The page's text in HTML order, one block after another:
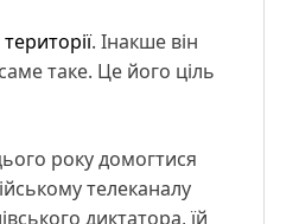
. Інакше він
таке. Це його ціль
року домогтися
телеканалу
диктатора, їй